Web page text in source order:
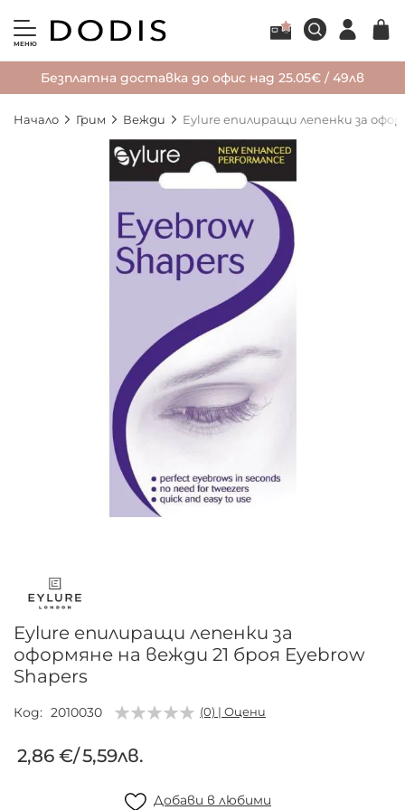
МЕНЮ
Безплатна доставка до офис над 25.05€ / 49лв
Начало Грим Вежди Eylure епилиращи лепенки за
изображенията
галерия
със
снимки
Eylure епилиращи лепенки за
оформяне на вежди 21 броя Eyebrow
Shapers
Код 2010030 (0) | Оцени
2,86 €/5,59лв.
Добави в любими